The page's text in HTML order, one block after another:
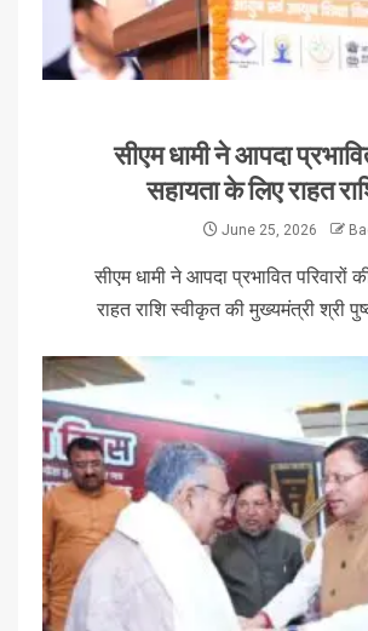
सीएम धामी ने आपदा
सहायता के लिए राहत
June 25, 2026
सीएम धामी ने आपदा प्रभावित परिवारों
राहत राशि स्वीकृत की मुख्यमंत्री श्री